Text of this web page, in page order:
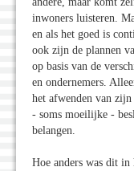
inwoners luisteren.
en als het goed is
ook zijn de plannen
op basis van de
en ondernemers.
het afwenden van
- soms moeilijke -
belangen.
Hoe anders was dit